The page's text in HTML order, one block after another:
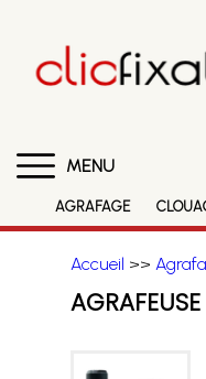
MENU
AGRAFAGE
Accueil >>